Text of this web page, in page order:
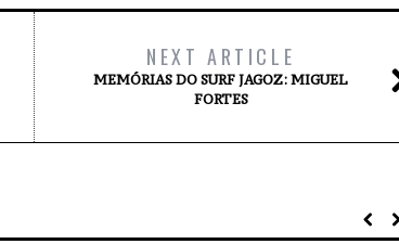
NEXT ARTICLE
MEMÓRIAS DO SURF JAGOZ: MIGUEL
FORTES